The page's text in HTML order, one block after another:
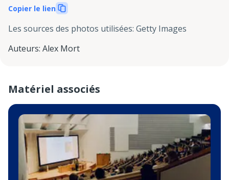
Copier le lien
Les sources des photos utilisées: Getty Images
Auteurs: Alex Mort
Matériel associés